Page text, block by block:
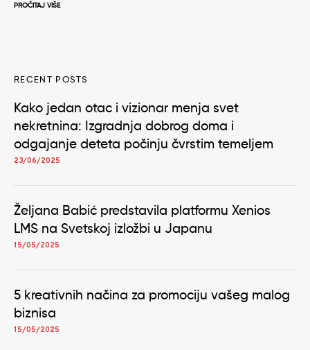
PROČITAJ VIŠE
RECENT POSTS
Kako jedan otac i vizionar menja svet
nekretnina: Izgradnja dobrog doma i
odgajanje deteta počinju čvrstim temeljem
23/06/2025
Željana Babić predstavila platformu Xenios
LMS na Svetskoj izložbi u Japanu
15/05/2025
5 kreativnih načina za promociju vašeg malog
biznisa
15/05/2025